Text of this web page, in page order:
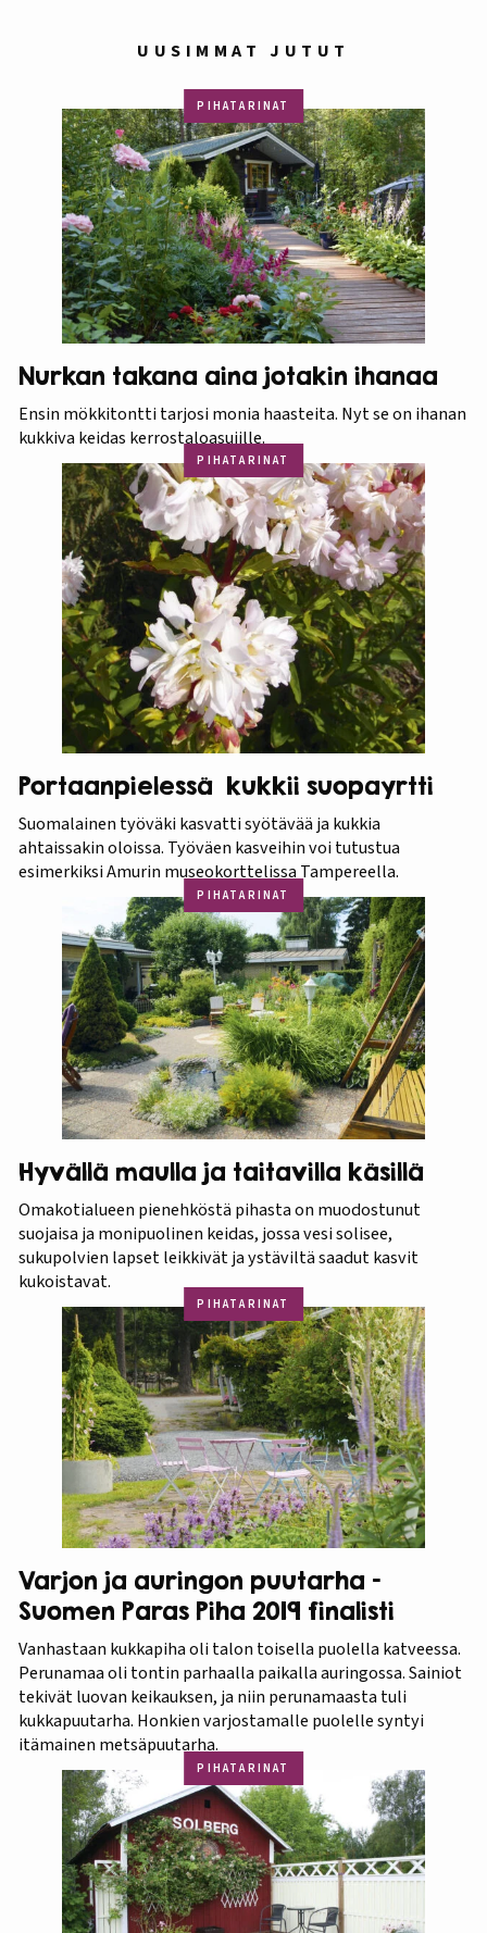
UUSIMMAT JUTUT
PIHATARINAT
Nurkan takana aina jotakin ihanaa
Ensin mökkitontti tarjosi monia haasteita. Nyt se on ihanan
kukkiva keidas kerrostaloasujille.
PIHATARINAT
Portaanpielessä kukkii suopayrtti
Suomalainen työväki kasvatti syötävää ja kukkia
ahtaissakin oloissa. Työväen kasveihin voi tutustua
esimerkiksi Amurin museokorttelissa Tampereella.
PIHATARINAT
Hyvällä maulla ja taitavilla käsillä
Omakotialueen pienehköstä pihasta on muodostunut
suojaisa ja monipuolinen keidas, jossa vesi solisee,
sukupolvien lapset leikkivät ja ystäviltä saadut kasvit
kukoistavat.
PIHATARINAT
Varjon ja auringon puutarha –
Suomen Paras Piha 2019 finalisti
Vanhastaan kukkapiha oli talon toisella puolella katveessa.
Perunamaa oli tontin parhaalla paikalla auringossa. Sainiot
tekivät luovan keikauksen, ja niin perunamaasta tuli
kukkapuutarha. Honkien varjostamalle puolelle syntyi
itämainen metsäpuutarha.
PIHATARINAT